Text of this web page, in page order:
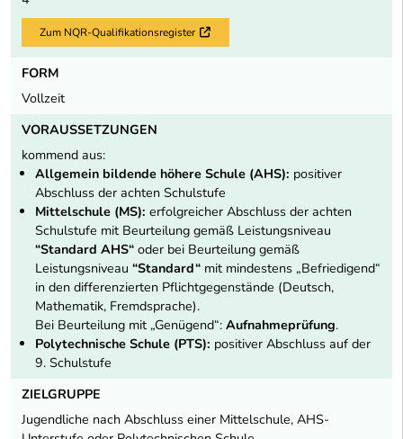
Zum NQR-Qualifikationsregister Externer Link
FORM
Vollzeit
VORAUSSETZUNGEN
kommend aus:
Allgemein bildende höhere Schule (AHS): positiver
Abschluss der achten Schulstufe
Mittelschule (MS): erfolgreicher Abschluss der achten
Schulstufe mit Beurteilung gemäß Leistungsniveau
“Standard AHS“ oder bei Beurteilung gemäß
Leistungsniveau “Standard“ mit mindestens „Befriedigend“
in den differenzierten Pflichtgegenstände (Deutsch,
Mathematik, Fremdsprache).
Bei Beurteilung mit „Genügend“: Aufnahmeprüfung.
Polytechnische Schule (PTS): positiver Abschluss auf der
9. Schulstufe
ZIELGRUPPE
Jugendliche nach Abschluss einer Mittelschule, AHS-